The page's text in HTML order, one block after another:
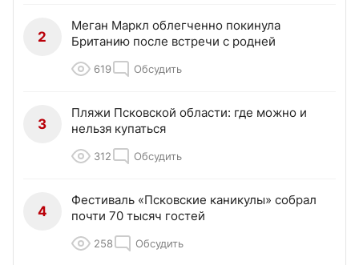
2
Меган Маркл облегченно покинула
Британию после встречи с родней
619 Обсудить
3
Пляжи Псковской области: где можно и
нельзя купаться
312 Обсудить
4
Фестиваль «Псковские каникулы» собрал
почти 70 тысяч гостей
258 Обсудить